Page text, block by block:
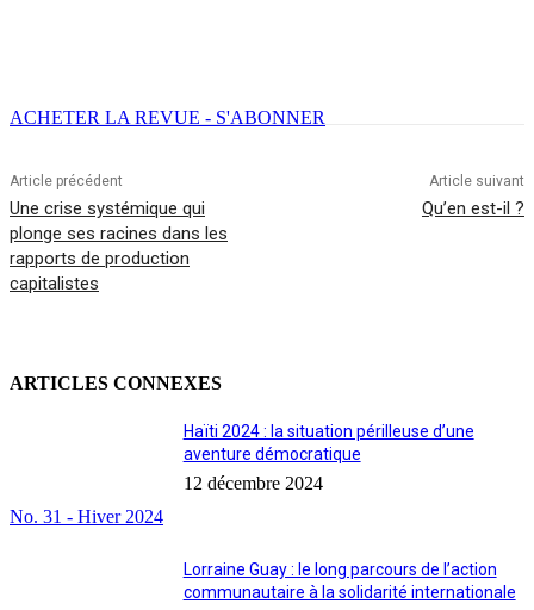
ACHETER LA REVUE - S'ABONNER
Article précédent
Une crise systémique qui
plonge ses racines dans les
rapports de production
capitalistes
Article suivant
Qu’en est-il ?
ARTICLES CONNEXES
No. 31 - Hiver 2024
Haïti 2024 : la situation périlleuse d’une
aventure démocratique
12 décembre 2024
Lorraine Guay : le long parcours de l’action
communautaire à la solidarité internationale